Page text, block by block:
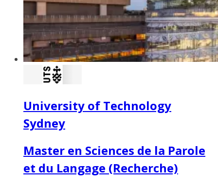
University of Technology
Sydney
Master en Sciences de la Parole
et du Langage (Recherche)